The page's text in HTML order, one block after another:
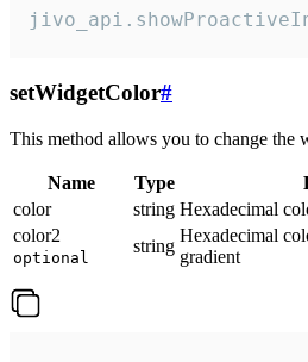
setWidgetColor#
This method allows you to change the
Name Type
color
string Hexadecimal
color2
optional
string
Hexadecimal
gradient